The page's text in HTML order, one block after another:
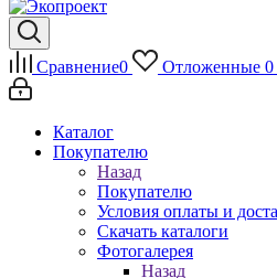
Сравнение0 Отложенные 0
Каталог
Покупателю
Назад
Покупателю
Условия оплаты и
Скачать каталоги
Фотогалерея
Назад